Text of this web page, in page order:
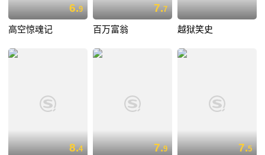
6.9
高空惊魂记
7.7
百万富翁 越狱笑史
8.4 7.9 7.5